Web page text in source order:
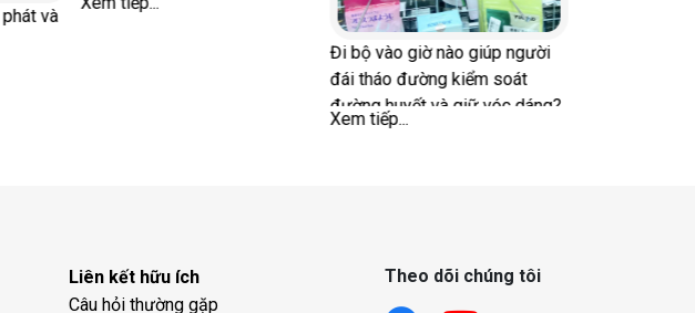
Liên kết hữu ích
Câu hỏi thường gặp
Theo dõi chúng tôi